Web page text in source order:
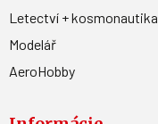
Letectví + kosmonautika
Modelář
AeroHobby